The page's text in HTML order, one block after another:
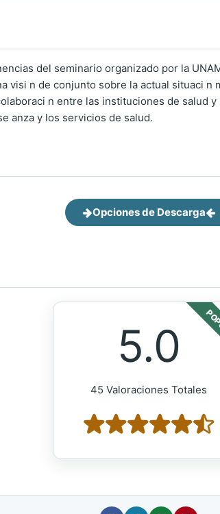
del seminario organizado por la
visi n de conjunto sobre la actual situaci n
n entre las instituciones de salud
anza y los servicios de salud.
Opciones de Descarga
5.0
45 Valoraciones Totales